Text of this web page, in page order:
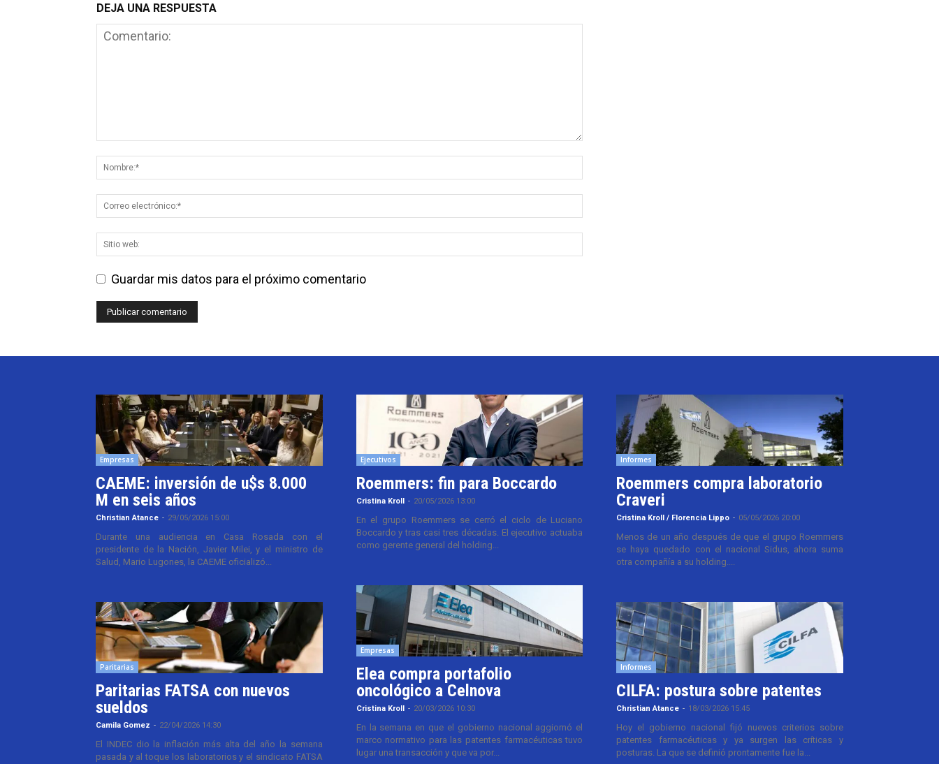
DEJA UNA RESPUESTA
Guardar mis datos para el próximo comentario
Empresas
CAEME: inversión de u$s 8.000
M en seis años
Christian Atance - 29/05/2026 15:00
Durante una audiencia en Casa Rosada con el
presidente de la Nación, Javier Milei, y el ministro de
Salud, Mario Lugones, la CAEME oficializó...
Paritarias
Paritarias FATSA con nuevos
sueldos
Camila Gomez - 22/04/2026 14:30
El INDEC dio la inflación más alta del año la semana
pasada y al toque los laboratorios y el sindicato FATSA
Ejecutivos
Roemmers: fin para Boccardo
Cristina Kroll - 20/05/2026 13:00
En el grupo Roemmers se cerró el ciclo de Luciano
Boccardo y tras casi tres décadas. El ejecutivo actuaba
como gerente general del holding...
Empresas
Elea compra portafolio
oncológico a Celnova
Cristina Kroll - 20/03/2026 10:30
En la semana en que el gobierno nacional aggiornó el
marco normativo para las patentes farmacéuticas tuvo
lugar una transacción y que va por...
Informes
Roemmers compra laboratorio
Craveri
Cristina Kroll / Florencia Lippo - 05/05/2026 20:00
Menos de un año después de que el grupo Roemmers
se haya quedado con el nacional Sidus, ahora suma
otra compañía a su holding....
Informes
CILFA: postura sobre patentes
Christian Atance - 18/03/2026 15:45
Hoy el gobierno nacional fijó nuevos criterios sobre
patentes farmacéuticas y ya surgen las críticas y
posturas. La que se definió prontamente fue la...